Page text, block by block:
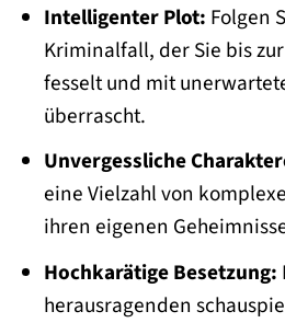
Intelligenter Plot: Folgen
Kriminalfall, der Sie bis
fesselt und mit
überrascht.
Unvergessliche
eine Vielzahl von
ihren eigenen
Hochkarätige Besetzung:
herausragenden